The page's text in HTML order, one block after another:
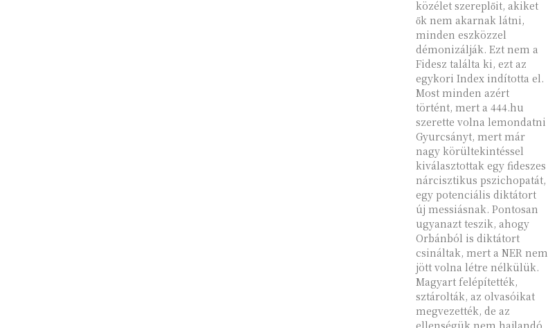
közélet szereplőit, akiket
ők nem akarnak látni,
minden eszközzel
démonizálják. Ezt nem a
Fidesz találta ki, ezt az
egykori Index indította el.
Most minden azért
történt, mert a 444.hu
szerette volna lemondatni
Gyurcsányt, mert már
nagy körültekintéssel
kiválasztottak egy fideszes
nárcisztikus pszichopatát,
egy potenciális diktátort
új messiásnak. Pontosan
ugyanazt teszik, ahogy
Orbánból is diktátort
csináltak, mert a NER nem
jött volna létre nélkülük.
Magyart felépítették,
sztárolták, az olvasóikat
megvezették, de az
ellenségük nem hajlandó